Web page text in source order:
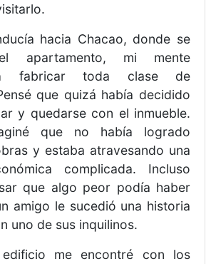
hacia Chacao, donde se
apartamento, mi mente
fabricar toda clase de
que quizá había decidido
y quedarse con el inmueble.
que no había logrado
y estaba atravesando una
complicada. Incluso
que algo peor podía haber
amigo le sucedió una historia
uno de sus inquilinos.
me encontré con los